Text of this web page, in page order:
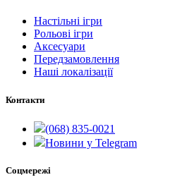
Настільні ігри
Рольові ігри
Аксесуари
Передзамовлення
Наші локалізації
Контакти
(068) 835-0021
Новини у Telegram
Соцмережі